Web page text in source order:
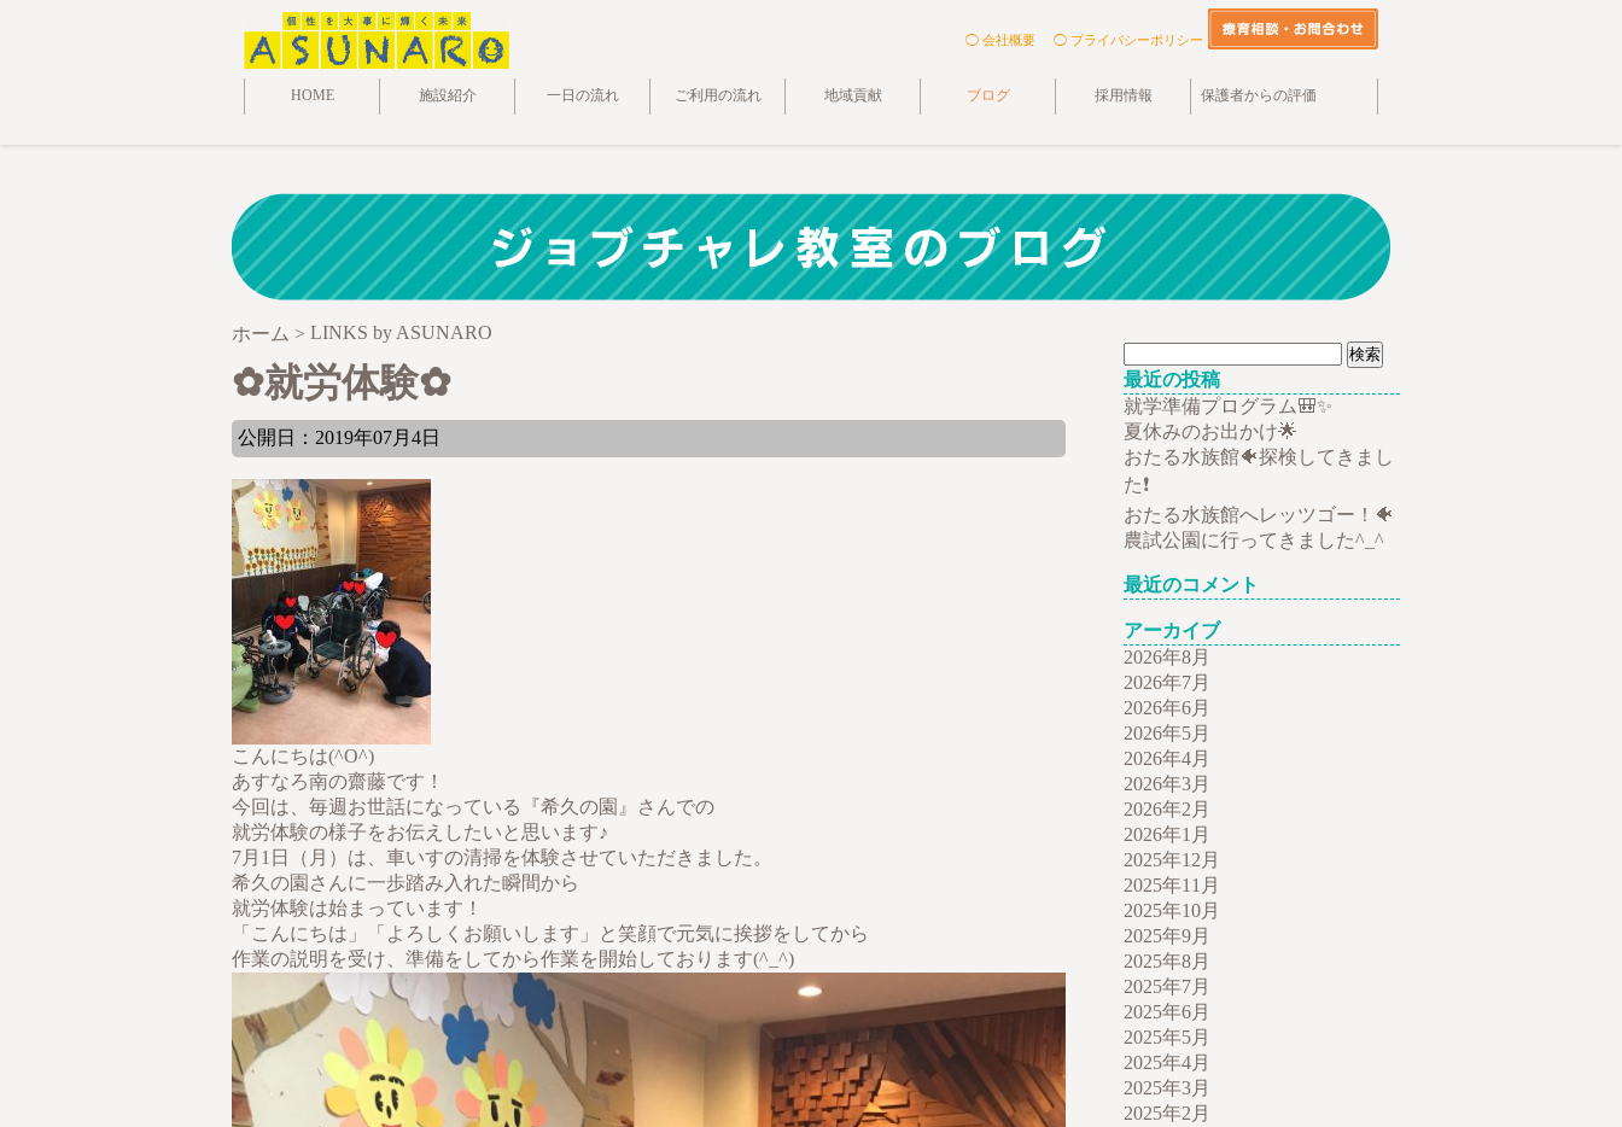
◯ 会社概要 ◯ プライバシーポリシー
HOME 施設紹介 一日の流れ ご利用の流れ 地域貢献 ブログ 採用情報 保護者からの評価
ホーム > LINKS by ASUNARO
✿就労体験✿
公開日：2019年07月4日
こんにちは(^O^)
あすなろ南の齋藤です！
今回は、毎週お世話になっている『希久の園』さんでの
就労体験の様子をお伝えしたいと思います♪
7月1日（月）は、車いすの清掃を体験させていただきました。
希久の園さんに一歩踏み入れた瞬間から
就労体験は始まっています！
「こんにちは」「よろしくお願いします」と笑顔で元気に挨拶をしてから
作業の説明を受け、準備をしてから作業を開始しております(^_^)
索:
最近の投稿
就学準備プログラム🎒✨
夏休みのお出かけ🌟
おたる水族館🐠探検してきまし
た❗
おたる水族館へレッツゴー！🐠
農試公園に行ってきました^_^
最近のコメント
アーカイブ
2026年8月
2026年7月
2026年6月
2026年5月
2026年4月
2026年3月
2026年2月
2026年1月
2025年12月
2025年11月
2025年10月
2025年9月
2025年8月
2025年7月
2025年6月
2025年5月
2025年4月
2025年3月
2025年2月